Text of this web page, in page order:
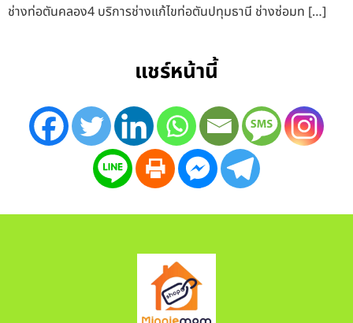
ช่างท่อตันคลอง4 บริการช่างแก้ไขท่อตันปทุมธานี ช่างซ่อมท […]
แชร์หน้านี้